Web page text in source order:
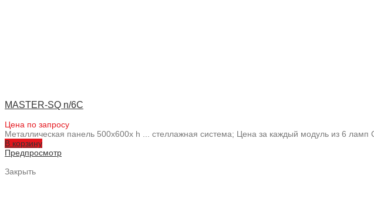
MASTER-SQ n/6C
Цена по запросу
Металлическая панель 500x600x h ... стеллажная система; Цена за каждый модуль из 6 ламп
В корзину
Предпросмотр
Закрыть